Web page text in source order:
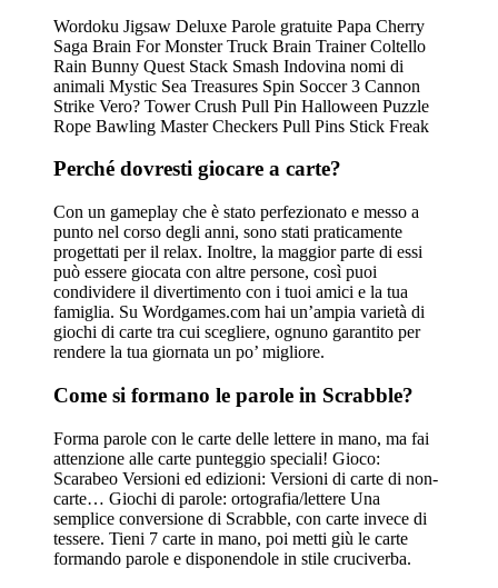
Wordoku Jigsaw Deluxe Parole gratuite Papa Cherry
Saga Brain For Monster Truck Brain Trainer Coltello
Rain Bunny Quest Stack Smash Indovina nomi di
animali Mystic Sea Treasures Spin Soccer 3 Cannon
Strike Vero? Tower Crush Pull Pin Halloween Puzzle
Rope Bawling Master Checkers Pull Pins Stick Freak
Perché dovresti giocare a carte?
Con un gameplay che è stato perfezionato e messo a
punto nel corso degli anni, sono stati praticamente
progettati per il relax. Inoltre, la maggior parte di essi
può essere giocata con altre persone, così puoi
condividere il divertimento con i tuoi amici e la tua
famiglia. Su Wordgames.com hai un’ampia varietà di
giochi di carte tra cui scegliere, ognuno garantito per
rendere la tua giornata un po’ migliore.
Come si formano le parole in Scrabble?
Forma parole con le carte delle lettere in mano, ma fai
attenzione alle carte punteggio speciali! Gioco:
Scarabeo Versioni ed edizioni: Versioni di carte di non-
carte… Giochi di parole: ortografia/lettere Una
semplice conversione di Scrabble, con carte invece di
tessere. Tieni 7 carte in mano, poi metti giù le carte
formando parole e disponendole in stile cruciverba.